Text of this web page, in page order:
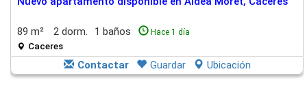
89 m² 2 dorm. 1 baños Hace 1 día
Caceres
Contactar Guardar Ubicación